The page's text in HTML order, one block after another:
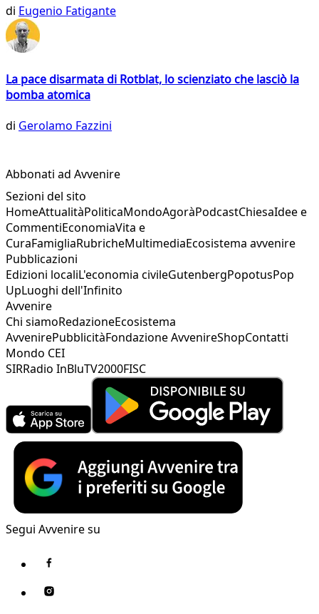
di Eugenio Fatigante
La pace disarmata di Rotblat, lo scienziato che lasciò la
bomba atomica
di Gerolamo Fazzini
Abbonati ad Avvenire
Sezioni del sito
HomeAttualitàPoliticaMondoAgoràPodcastChiesaIdee e
CommentiEconomiaVita e
CuraFamigliaRubricheMultimediaEcosistema avvenire
Pubblicazioni
Edizioni localiL'economia civileGutenbergPopotusPop
UpLuoghi dell'Infinito
Avvenire
Chi siamoRedazioneEcosistema
AvvenirePubblicitàFondazione AvvenireShopContatti
Mondo CEI
SIRRadio InBluTV2000FISC
Segui Avvenire su